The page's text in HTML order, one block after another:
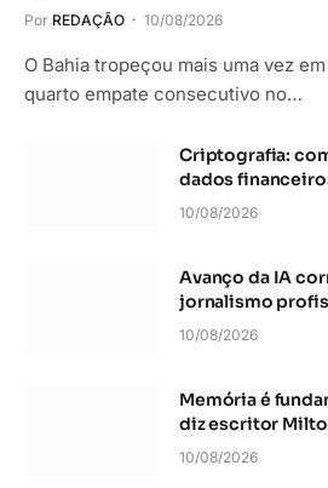
Por REDAÇÃO 10/08/2026
O Bahia tropeçou mais uma vez
quarto empate consecutivo no…
Criptografia:
dados
10/08/2026
Avanço da IA
jornalismo
10/08/2026
Memória é
diz escritor
10/08/2026